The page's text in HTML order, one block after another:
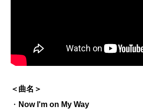
＜曲名＞
・ Now I'm on My Way